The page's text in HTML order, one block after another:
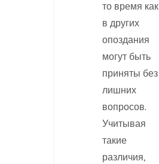
то время как
в других
опоздания
могут быть
приняты без
лишних
вопросов.
Учитывая
такие
различия,